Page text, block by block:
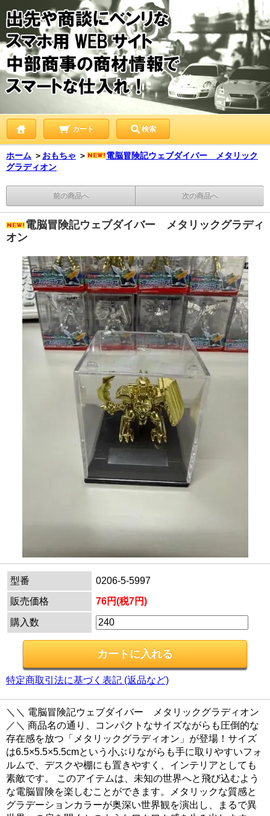
カート 検索
ホーム ＞ おもちゃ ＞
電脳冒険記ウェブダイバー メタリック
グラディオン
前の商品へ 次の商品へ
電脳冒険記ウェブダイバー メタリックグラディ
オン
型番
0206-5-5997
販売価格
76円(税7円)
購入数
特定商取引法に基づく表記 (返品など)
＼＼ 電脳冒険記ウェブダイバー メタリックグラディオン
／＼ 商品名の通り、コンパクトなサイズながらも圧倒的な
存在感を放つ「メタリックグラディオン」が登場！サイズ
は6.5×5.5×5.5cmという小ぶりながらも手に取りやすいフォ
ルムで、デスクや棚にも置きやすく、インテリアとしても
素敵です。 このアイテムは、未知の世界へと飛び込むよう
な電脳冒険を楽しむことができます。メタリックな質感と
グラデーションカラーが奥深い世界観を演出し、まるで異